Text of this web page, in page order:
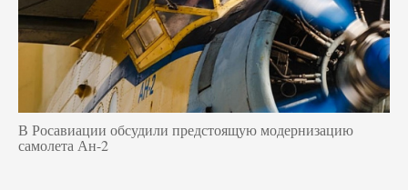
В Росавиации обсудили предстоящую модернизацию
самолета Ан-2